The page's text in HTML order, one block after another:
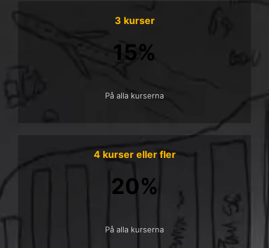
3 kurser
15%
På alla kurserna
4 kurser eller fler
20%
På alla kurserna